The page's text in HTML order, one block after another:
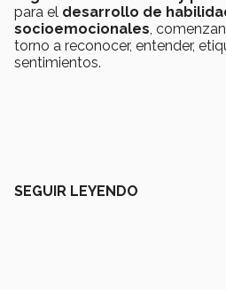
para el desarrollo de
socioemocionales,
torno a reconocer, entender,
sentimientos.
SEGUIR LEYENDO